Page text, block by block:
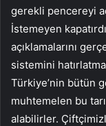
gerekli pencereyi
İstemeyen
açıklamalarını
sistemini
Türkiye’nin bütün
muhtemelen bu
alabilirler.